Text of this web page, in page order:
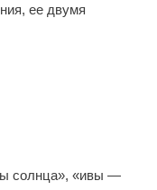
ее двумя
солнца», «ивы —